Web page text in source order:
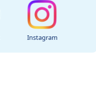
Instagram